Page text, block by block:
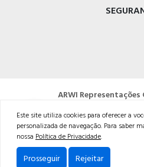
ARWI
CEP:
Fone: (54)
CNPJ:
Powered by:
Este site utiliza cookies para oferecer a
personalizada de navegação. Para saber
nossa Política de Privacidade.
Prosseguir Rejeitar